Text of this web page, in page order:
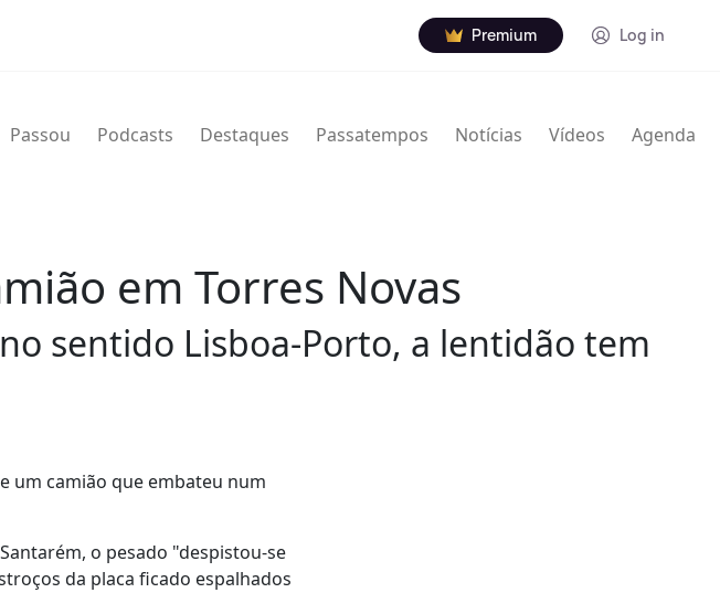
Premium Log in
Passou Podcasts Destaques Passatempos Notícias Vídeos Agenda
em Torres Novas
sentido Lisboa-Porto, a lentidão tem
um camião que embateu num
o pesado "despistou-se
da placa ficado espalhados